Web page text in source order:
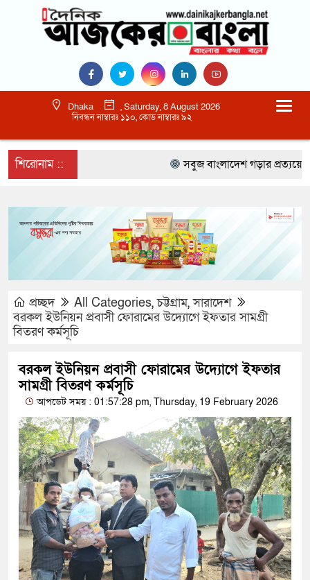
Dhaka
, Saturday, 8 August 2026
নিবন্ধন নাম্বারঃ ১১০, কোড নাম্বারঃ ৯২
শিরোনাম :: সবুজ বাংলাদেশ গড়ার প্রত্যয়ে
প্রচ্ছদ All Categories,চট্টগ্রাম,সারাদেশ
বরকল ইউনিয়ন প্রবাসী ফোরামের উদ্যোগে ইফতার সামগ্রী
বিতরণ কর্মসূচি
বরকল ইউনিয়ন প্রবাসী ফোরামের উদ্যোগে ইফতার
সামগ্রী বিতরণ কর্মসূচি
আপডেট সময় : 01:57:28 pm, Thursday, 19 February 2026